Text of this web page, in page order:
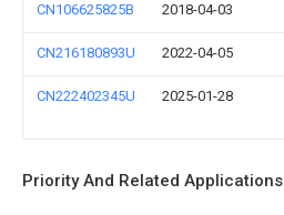
CN106625825B 2018-04-03
CN216180893U 2022-04-05
CN222402345U 2025-01-28
Priority And Related Applications